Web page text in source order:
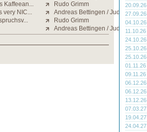
Kaffeean...
Rudo Grimm
very NIC...
Andreas Bettingen / Judith Strack
Rudo Grimm
Andreas Bettingen / Judith Strack
20.09.26
27.09.26
04.10.26
11.10.26
24.10.26
25.10.26
25.10.26
01.11.26
09.11.26
06.12.26
06.12.26
13.12.26
07.03.27
19.04.27
24.04.27